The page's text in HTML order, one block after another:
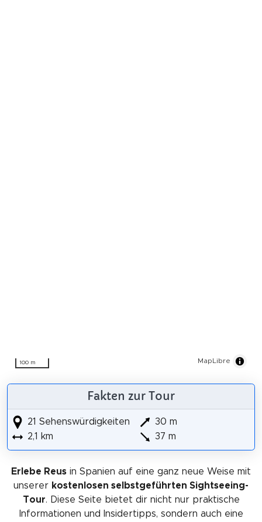
100 m MapLibre
Fakten zur Tour
21 Sehenswürdigkeiten
2,1 km
30 m
37 m
Erlebe Reus in Spanien auf eine ganz neue Weise mit
unserer kostenlosen selbstgeführten Sightseeing-
Tour. Diese Seite bietet dir nicht nur praktische
Informationen und Insidertipps, sondern auch eine